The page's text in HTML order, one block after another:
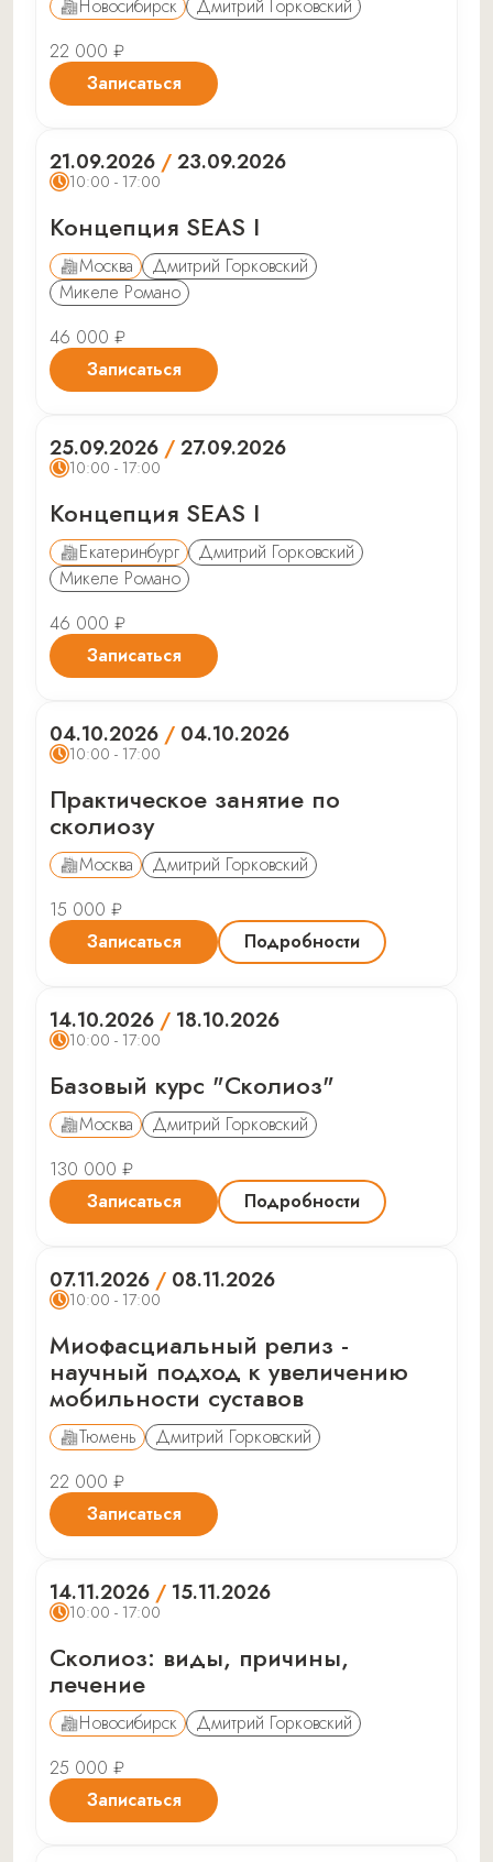
Новосибирск
Дмитрий Горковский
22 000 ₽
Записаться
21.09.2026 /23.09.2026
10:00 - 17:00
Концепция SEAS I
Москва
Дмитрий Горковский
Микеле Романо
46 000 ₽
Записаться
25.09.2026 /27.09.2026
10:00 - 17:00
Концепция SEAS I
Екатеринбург
Дмитрий Горковский
Микеле Романо
46 000 ₽
Записаться
04.10.2026 / 04.10.2026
10:00 - 17:00
Практическое занятие по
сколиозу
Москва
Дмитрий Горковский
15 000 ₽
Записаться
Подробности
14.10.2026 / 18.10.2026
10:00 - 17:00
Базовый курс "Сколиоз"
Москва
Дмитрий Горковский
130 000 ₽
Записаться
Подробности
07.11.2026 / 08.11.2026
10:00 - 17:00
Миофасциальный релиз -
научный подход к увеличению
мобильности суставов
Тюмень
Дмитрий Горковский
22 000 ₽
Записаться
14.11.2026 / 15.11.2026
10:00 - 17:00
Сколиоз: виды, причины,
лечение
Новосибирск
Дмитрий Горковский
25 000 ₽
Записаться